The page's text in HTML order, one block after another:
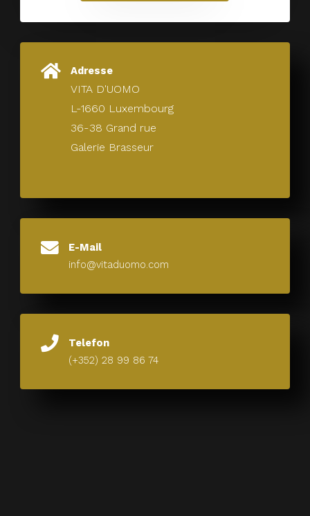
Adresse
VITA D'UOMO
L-1660 Luxembourg
36-38 Grand rue
Galerie Brasseur
E-Mail
info@vitaduomo.com
Telefon
(+352) 28 99 86 74